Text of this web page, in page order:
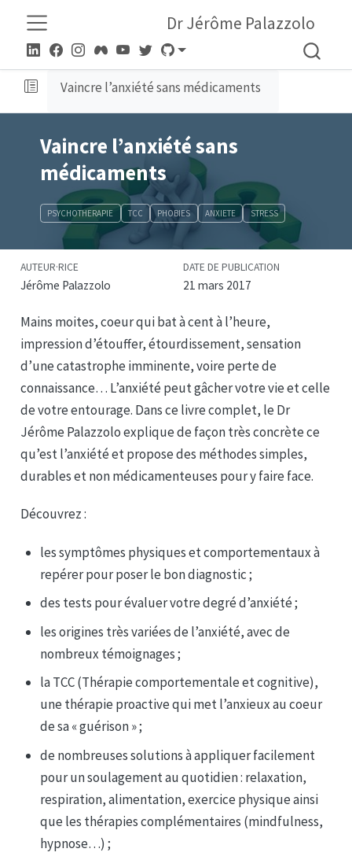
Dr Jérôme Palazzolo
Vaincre l’anxiété sans médicaments
Vaincre l’anxiété sans
médicaments
PSYCHOTHERAPIE TCC PHOBIES ANXIETE STRESS
AUTEUR·RICE
Jérôme Palazzolo
DATE DE PUBLICATION
21 mars 2017
Mains moites, coeur qui bat à cent à l’heure,
impression d’étouffer, étourdissement, sensation
d’une catastrophe imminente, voire perte de
connaissance… L’anxiété peut gâcher votre vie et celle
de votre entourage. Dans ce livre complet, le Dr
Jérôme Palazzolo explique de façon très concrète ce
qu’est l’anxiété et propose des méthodes simples,
durables et non médicamenteuses pour y faire face.
Découvrez :
les symptômes physiques et comportementaux à
repérer pour poser le bon diagnostic ;
des tests pour évaluer votre degré d’anxiété ;
les origines très variées de l’anxiété, avec de
nombreux témoignages ;
la TCC (Thérapie comportementale et cognitive),
une thérapie proactive qui met l’anxieux au coeur
de sa « guérison » ;
de nombreuses solutions à appliquer facilement
pour un soulagement au quotidien : relaxation,
respiration, alimentation, exercice physique ainsi
que les thérapies complémentaires (mindfulness,
hypnose…) ;